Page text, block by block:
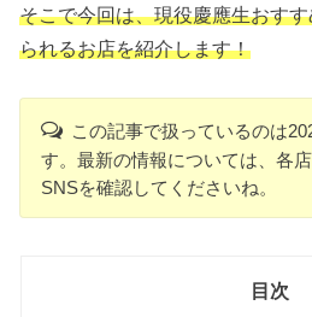
そこで今回は、現役慶應生おす
られるお店を紹介します！
この記事で扱っているのは
す。最新の情報については、各
SNSを確認してくださいね。
目次